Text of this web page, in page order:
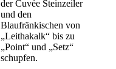
der Cuvée Steinzeiler
und den
Blaufränkischen von
„Leithakalk“ bis zu
„Point“ und „Setz“
schupfen.